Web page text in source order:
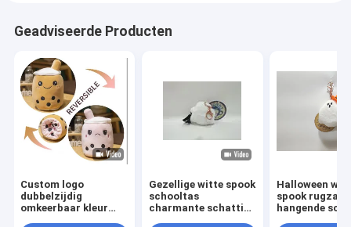
Geadviseerde Producten
Custom logo
dubbelzijdig
omkeerbaar kleur
Gezellige witte spook
schooltas
charmante schattig
Halloween
spook rugzak
hangende